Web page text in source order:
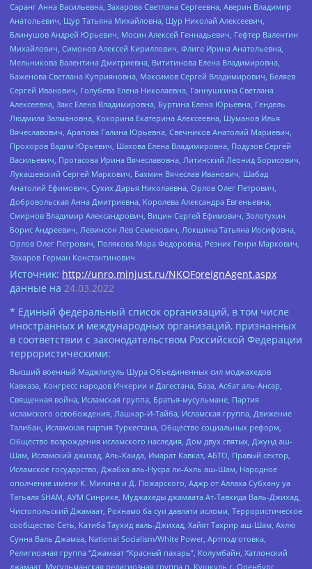
Саранг Анна Васильевна, Захарова Светлана Сергеевна, Аверин Владимир
Анатольевич, Щур Татьяна Михайловна, Щур Николай Алексеевич,
Блинушов Андрей Юрьевич, Мосин Алексей Геннадьевич, Гефтер Валентин
Михайлович, Симонов Алексей Кириллович, Флиге Ирина Анатольевна,
Мельникова Валентина Дмитриевна, Вититинова Елена Владимировна,
Баженова Светлана Куприяновна, Максимов Сергей Владимирович, Беляев
Сергей Иванович, Голубева Елена Николаевна, Ганнушкина Светлана
Алексеевна, Закс Елена Владимировна, Буртина Елена Юрьевна, Гендель
Людмила Залмановна, Кокорина Екатерина Алексеевна, Шуманов Илья
Вячеславович, Арапова Галина Юрьевна, Свечников Анатолий Мариевич,
Прохоров Вадим Юрьевич, Шахова Елена Владимировна, Подузов Сергей
Васильевич, Протасова Ирина Вячеславовна, Литинский Леонид Борисович,
Лукашевский Сергей Маркович, Бахмин Вячеслав Иванович, Шабад
Анатолий Ефимович, Сухих Дарья Николаевна, Орлов Олег Петрович,
Добровольская Анна Дмитриевна, Королева Александра Евгеньевна,
Смирнов Владимир Александрович, Вицин Сергей Ефимович, Золотухин
Борис Андреевич, Левинсон Лев Семенович, Локшина Татьяна Иосифовна,
Орлов Олег Петрович, Полякова Мара Федоровна, Резник Генри Маркович,
Захаров Герман Константинович
Источник: http://unro.minjust.ru/NKOForeignAgent.aspx
данные на 24.03.2022
* Единый федеральный список организаций, в том числе
иностранных и международных организаций, признанных
в соответствии с законодательством Российской Федерации
террористическими:
Высший военный Маджлисуль Шура Объединенных сил моджахедов
Кавказа, Конгресс народов Ичкерии и Дагестана, База, Асбат аль-Ансар,
Священная война, Исламская группа, Братья-мусульмане, Партия
исламского освобождения, Лашкар-И-Тайба, Исламская группа, Движение
Талибан, Исламская партия Туркестана, Общество социальных реформ,
Общество возрождения исламского наследия, Дом двух святых, Джунд аш-
Шам, Исламский джихад, Аль-Каида, Имарат Кавказ, АБТО, Правый сектор,
Исламское государство, Джабха аль-Нусра ли-Ахль аш-Шам, Народное
ополчение имени К. Минина и Д. Пожарского, Аджр от Аллаха Субхану уа
Тагьаля SHAM, АУМ Синрике, Муджахеды джамаата Ат-Тавхида Валь-Джихад,
Чистопольский Джамаат, Рохнамо ба суи давлати исломи, Террористическое
сообщество Сеть, Катиба Таухид валь-Джихад, Хайят Тахрир аш-Шам, Ахлю
Сунна Валь Джамаа, National Socialism/White Power, Артподготовка,
Религиозная группа “Джамаат “Красный пахарь”, Колумбайн, Хатлонский
джамаат, Мусульманская религиозная группа п. Кушкуль г. Оренбург,